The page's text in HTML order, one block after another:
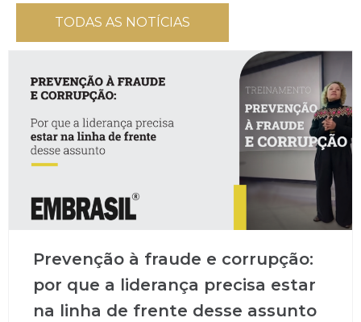
TODAS AS NOTÍCIAS
Prevenção à fraude e corrupção:
por que a liderança precisa estar
na linha de frente desse assunto